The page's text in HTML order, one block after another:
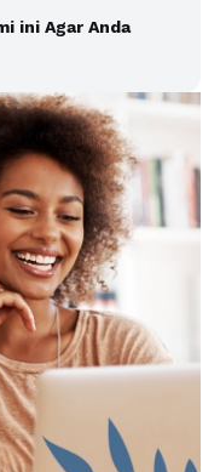
ini Agar Anda